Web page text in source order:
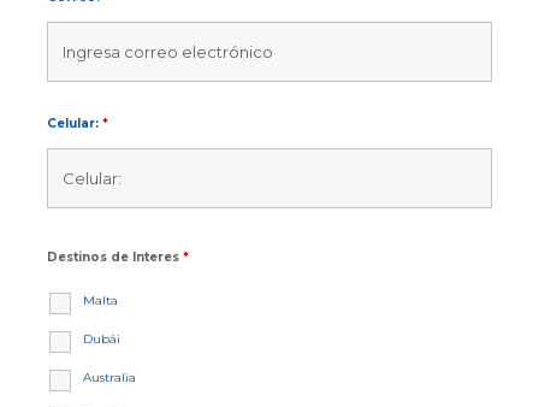
Celular: *
Destinos de Interes *
Malta
Dubái
Australia